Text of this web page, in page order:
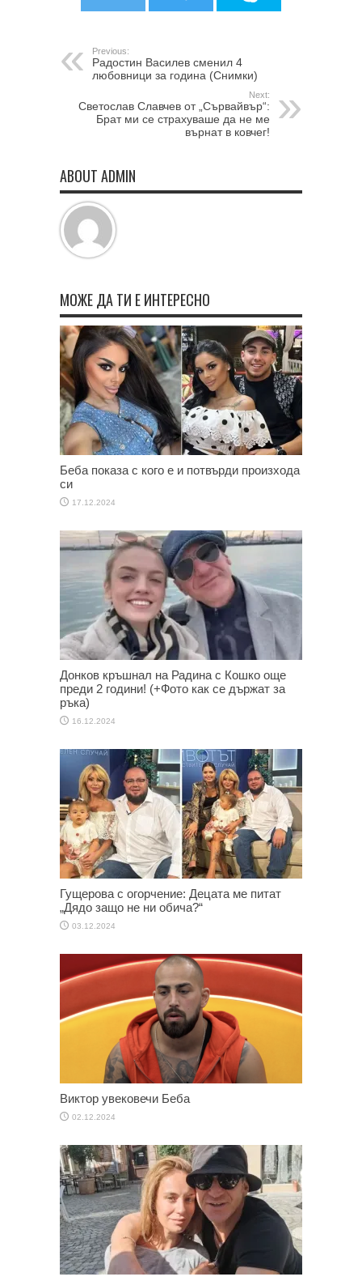
Previous:
Радостин Василев сменил 4
любовници за година (Снимки)
Next:
Светослав Славчев от „Сървайвър“:
Брат ми се страхуваше да не ме
върнат в ковчег!
ABOUT ADMIN
МОЖЕ ДА ТИ Е ИНТЕРЕСНО
Беба показа с кого е и потвърди произхода
си
17.12.2024
Донков кръшнал на Радина с Кошко още
преди 2 години! (+Фото как се държат за
ръка)
16.12.2024
Гущерова с огорчение: Децата ме питат
„Дядо защо не ни обича?“
03.12.2024
Виктор увековечи Беба
02.12.2024